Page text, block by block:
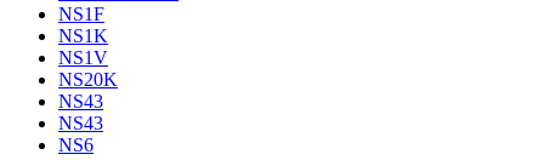
NS1F
NS1K
NS1V
NS20K
NS43
NS43
NS6